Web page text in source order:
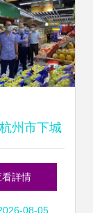
章
州市下城
管局 “三
看詳情
08-05